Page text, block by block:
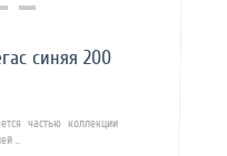
синяя 200
частью коллекции
..